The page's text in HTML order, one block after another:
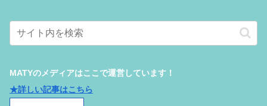
MATYのメディアはここで運営しています！
★詳しい記事はこちら